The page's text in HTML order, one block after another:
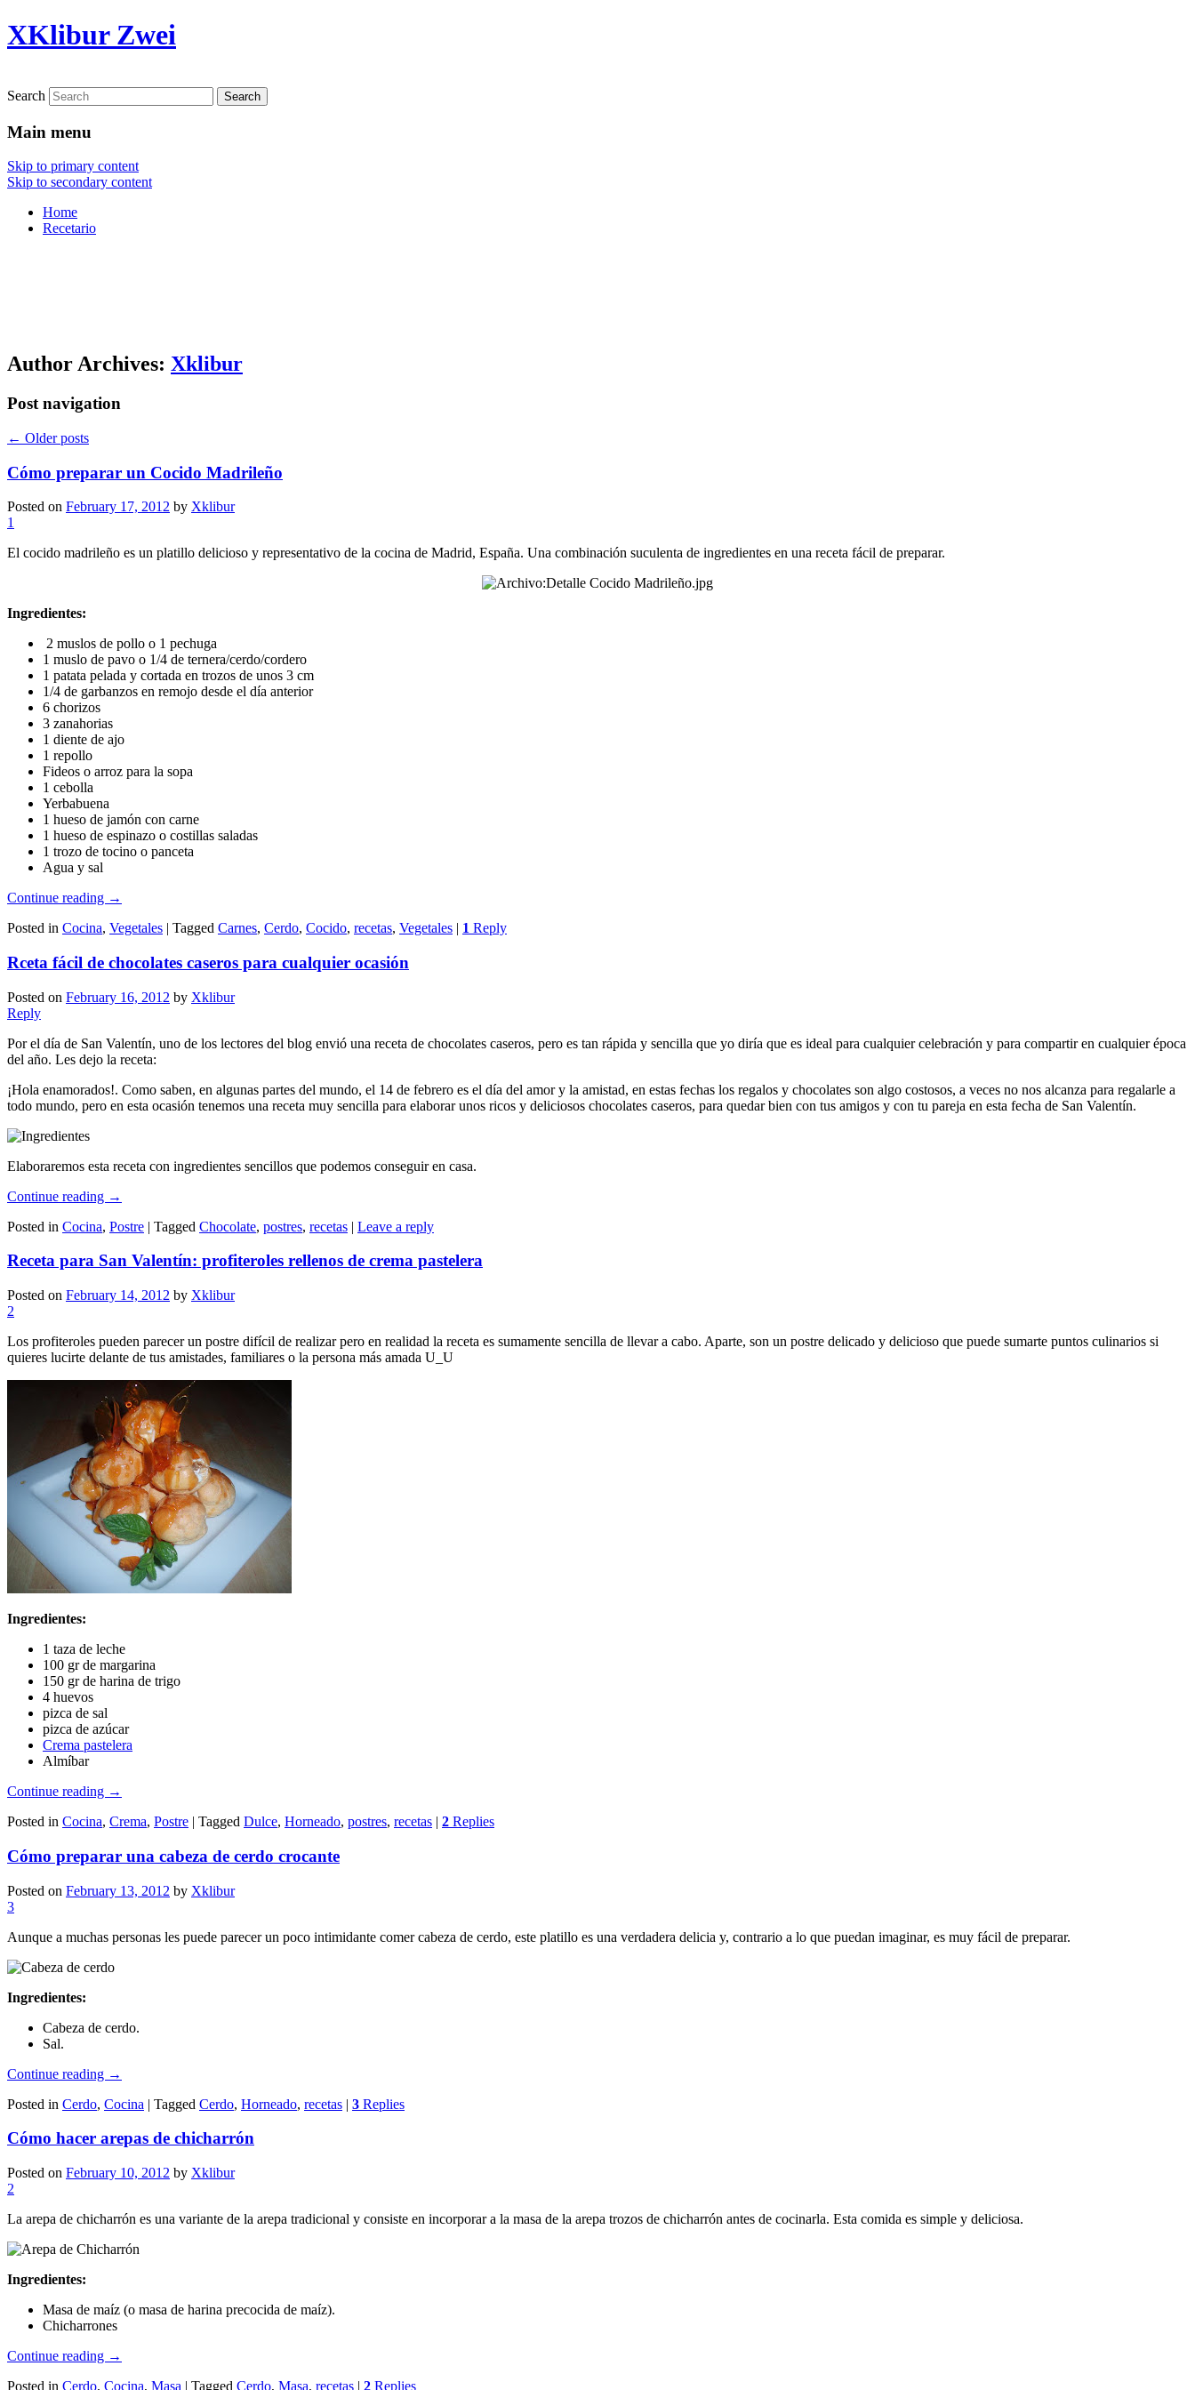
XKlibur Zwei
Search
Main menu
Skip to primary content
Skip to secondary content
Home
Recetario
Author Archives: Xklibur
Post navigation
← Older posts
Cómo preparar un Cocido Madrileño
Posted on February 17, 2012 by Xklibur
1
El cocido madrileño es un platillo delicioso y representativo de la cocina de Madrid, España. Una combinación suculenta de ingredientes en una receta fácil de preparar.
Ingredientes:
2 muslos de pollo o 1 pechuga
1 muslo de pavo o 1/4 de ternera/cerdo/cordero
1 patata pelada y cortada en trozos de unos 3 cm
1/4 de garbanzos en remojo desde el día anterior
6 chorizos
3 zanahorias
1 diente de ajo
1 repollo
Fideos o arroz para la sopa
1 cebolla
Yerbabuena
1 hueso de jamón con carne
1 hueso de espinazo o costillas saladas
1 trozo de tocino o panceta
Agua y sal
Continue reading →
Posted in Cocina, Vegetales | Tagged Carnes, Cerdo, Cocido, recetas, Vegetales | 1 Reply
Rceta fácil de chocolates caseros para cualquier ocasión
Posted on February 16, 2012 by Xklibur
Reply
Por el día de San Valentín, uno de los lectores del blog envió una receta de chocolates caseros, pero es tan rápida y sencilla que yo diría que es ideal para cualquier celebración y para compartir en cualquier época
del año. Les dejo la receta:
¡Hola enamorados!. Como saben, en algunas partes del mundo, el 14 de febrero es el día del amor y la amistad, en estas fechas los regalos y chocolates son algo costosos, a veces no nos alcanza para regalarle a
todo mundo, pero en esta ocasión tenemos una receta muy sencilla para elaborar unos ricos y deliciosos chocolates caseros, para quedar bien con tus amigos y con tu pareja en esta fecha de San Valentín.
Elaboraremos esta receta con ingredientes sencillos que podemos conseguir en casa.
Continue reading →
Posted in Cocina, Postre | Tagged Chocolate, postres, recetas | Leave a reply
Receta para San Valentín: profiteroles rellenos de crema pastelera
Posted on February 14, 2012 by Xklibur
2
Los profiteroles pueden parecer un postre difícil de realizar pero en realidad la receta es sumamente sencilla de llevar a cabo. Aparte, son un postre delicado y delicioso que puede sumarte puntos culinarios si
quieres lucirte delante de tus amistades, familiares o la persona más amada U_U
Ingredientes:
1 taza de leche
100 gr de margarina
150 gr de harina de trigo
4 huevos
pizca de sal
pizca de azúcar
Crema pastelera
Almíbar
Continue reading →
Posted in Cocina, Crema, Postre | Tagged Dulce, Horneado, postres, recetas | 2 Replies
Cómo preparar una cabeza de cerdo crocante
Posted on February 13, 2012 by Xklibur
3
Aunque a muchas personas les puede parecer un poco intimidante comer cabeza de cerdo, este platillo es una verdadera delicia y, contrario a lo que puedan imaginar, es muy fácil de preparar.
Ingredientes:
Cabeza de cerdo.
Sal.
Continue reading →
Posted in Cerdo, Cocina | Tagged Cerdo, Horneado, recetas | 3 Replies
Cómo hacer arepas de chicharrón
Posted on February 10, 2012 by Xklibur
2
La arepa de chicharrón es una variante de la arepa tradicional y consiste en incorporar a la masa de la arepa trozos de chicharrón antes de cocinarla. Esta comida es simple y deliciosa.
Ingredientes:
Masa de maíz (o masa de harina precocida de maíz).
Chicharrones
Continue reading →
Posted in Cerdo, Cocina, Masa | Tagged Cerdo, Masa, recetas | 2 Replies